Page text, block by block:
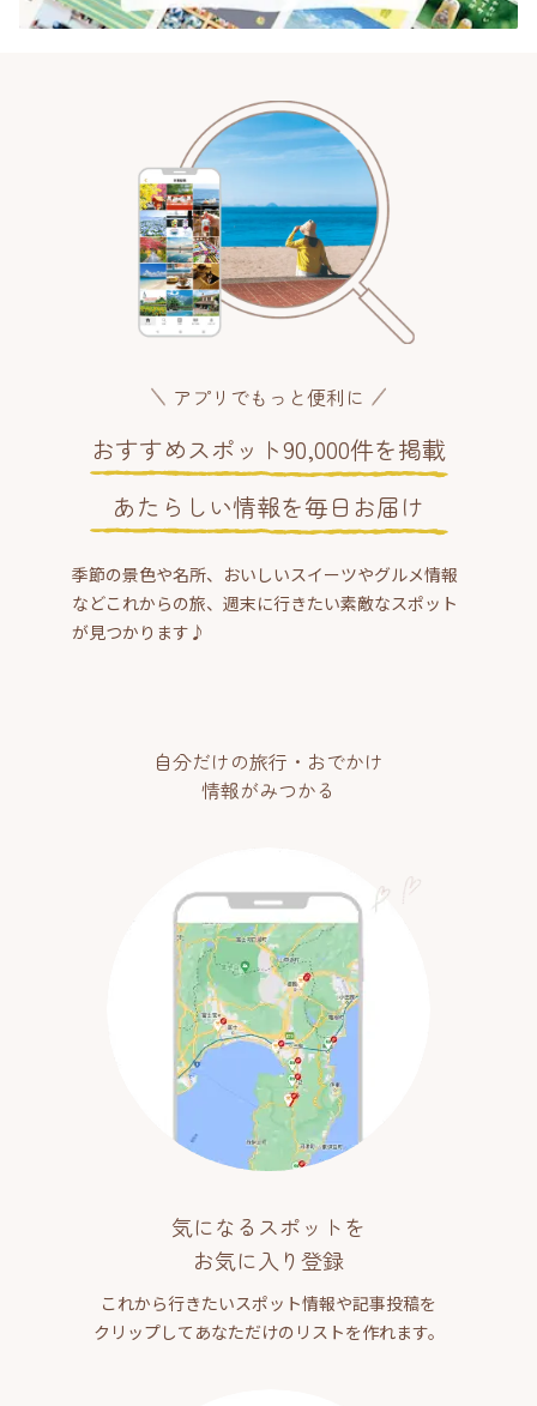
アプリでもっと便利に
おすすめスポット90,000件を掲載
あたらしい情報を毎日お届け
季節の景色や名所、おいしいスイーツやグルメ情報
などこれからの旅、週末に行きたい素敵なスポット
が見つかります♪
自分だけの旅行・おでかけ
情報がみつかる
気になるスポットを
お気に入り登録
これから行きたいスポット情報や記事投稿を
クリップしてあなただけのリストを作れます。